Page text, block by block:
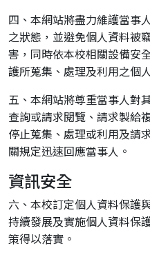
四、本網站將盡力維護當事
之狀態，並避免個人資料被
害，同時依本校相關設備安
護所蒐集、處理及利用之個
五、本網站將尊重當事人對
查詢或請求閱覽、請求製給
停止蒐集、處理或利用及請
關規定迅速回應當事人。
資訊安全
六、本校訂定個人資料保護
持續發展及實施個人資料保
策得以落實。